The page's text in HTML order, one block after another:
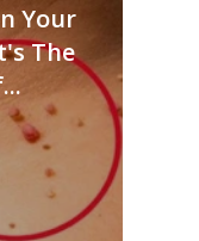
Your
The